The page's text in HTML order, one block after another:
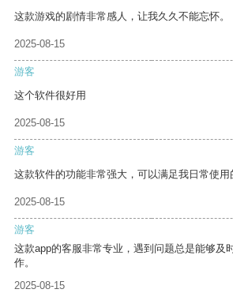
这款游戏的剧情非常感人，让我久久不能忘怀。
2025-08-15
游客
这个软件很好用
2025-08-15
游客
这款软件的功能非常强大，可以满足我日常使用
2025-08-15
游客
这款app的客服非常专业，遇到问题总是能够及
作。
2025-08-15